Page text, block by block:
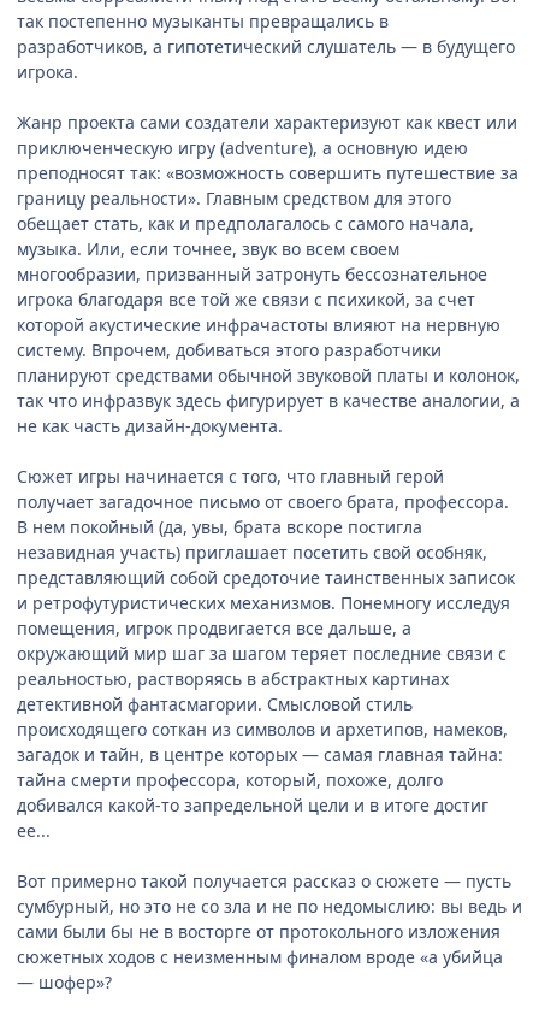
так постепенно музыканты превращались в
разработчиков, а гипотетический слушатель — в будущего
игрока.
Жанр проекта сами создатели характеризуют как квест или
приключенческую игру (adventure), а основную идею
преподносят так: «возможность совершить путешествие за
границу реальности». Главным средством для этого
обещает стать, как и предполагалось с самого начала,
музыка. Или, если точнее, звук во всем своем
многообразии, призванный затронуть бессознательное
игрока благодаря все той же связи с психикой, за счет
которой акустические инфрачастоты влияют на нервную
систему. Впрочем, добиваться этого разработчики
планируют средствами обычной звуковой платы и колонок,
так что инфразвук здесь фигурирует в качестве аналогии, а
не как часть дизайн-документа.
Сюжет игры начинается с того, что главный герой
получает загадочное письмо от своего брата, профессора.
В нем покойный (да, увы, брата вскоре постигла
незавидная участь) приглашает посетить свой особняк,
представляющий собой средоточие таинственных записок
и ретрофутуристических механизмов. Понемногу исследуя
помещения, игрок продвигается все дальше, а
окружающий мир шаг за шагом теряет последние связи с
реальностью, растворяясь в абстрактных картинах
детективной фантасмагории. Смысловой стиль
происходящего соткан из символов и архетипов, намеков,
загадок и тайн, в центре которых — самая главная тайна:
тайна смерти профессора, который, похоже, долго
добивался какой-то запредельной цели и в итоге достиг
ее...
Вот примерно такой получается рассказ о сюжете — пусть
сумбурный, но это не со зла и не по недомыслию: вы ведь и
сами были бы не в восторге от протокольного изложения
сюжетных ходов с неизменным финалом вроде «а убийца
— шофер»?